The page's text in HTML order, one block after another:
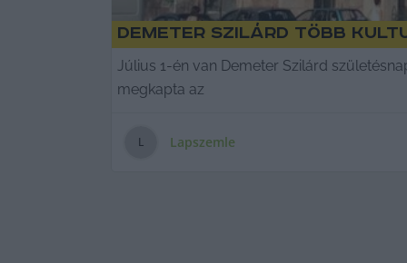
Demeter Szilárd több
Július 1-én van Demeter Szilárd
megkapta az
L Lapszemle